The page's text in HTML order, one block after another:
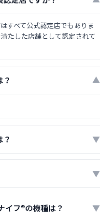
すべて公式認定店でもありま
たした店舗として認定されて
▼
▼
▼
イフ®の機種は？ ▼